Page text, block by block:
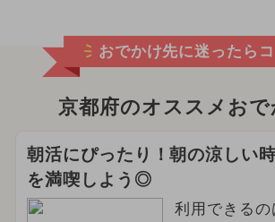
おでかけ先に迷ったらコ
京都府のオススメおで
朝活にぴったり！朝の涼しい
を満喫しよう◎
利用できる